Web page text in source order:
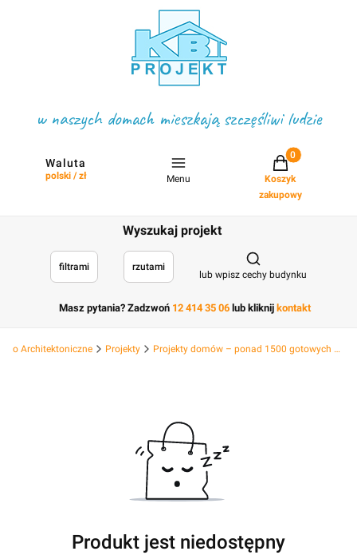
w naszych domach mieszkają szczęśliwi ludzie
Waluta
polski / zł Menu
Projekty w
Koszyk
zakupowy
Wyszukaj projekt
filtrami rzutami
Otwórz
lub wpisz cechy budynku
Masz pytania? Zadzwoń 12 414 35 06 lub kliknij kontakt
Architektoniczne Projekty Projekty domów – ponad 1500 gotowych projektów
Produkt jest niedostępny